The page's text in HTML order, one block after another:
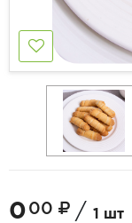
0 00 / 1 шт